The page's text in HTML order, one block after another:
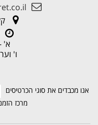
א' - ה':
ו' וערבי
אנו מכבדים את סוגי הכרטיסים
מרכז